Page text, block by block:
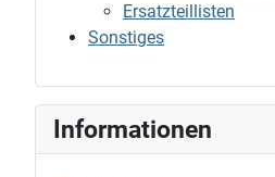
Ersatzteillisten
Sonstiges
Informationen